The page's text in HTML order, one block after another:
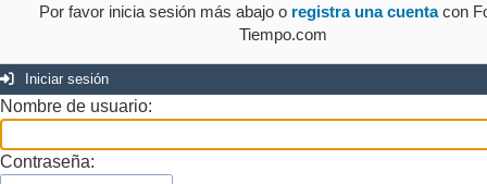
Por favor inicia sesión más abajo o registra una cuentacon
Tiempo.com
Iniciar sesión
Nombre de usuario:
Contraseña: